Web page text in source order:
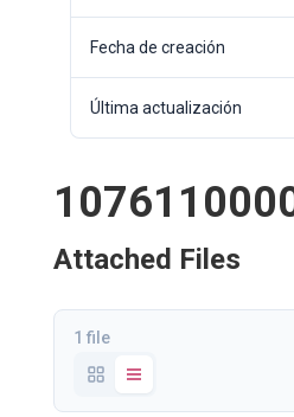
Fecha de creación
Última actualización
Attached Files
1 file